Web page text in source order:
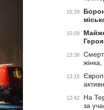
15:39
15:09
13:38
13:16
12:42
На
за